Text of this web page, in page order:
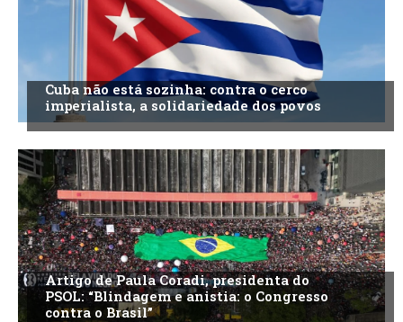
Cuba não está sozinha: contra o cerco
imperialista, a solidariedade dos povos
Artigo de Paula Coradi, presidenta do
PSOL: “Blindagem e anistia: o Congresso
contra o Brasil”